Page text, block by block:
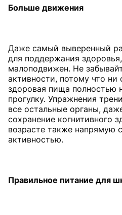
Больше движения
Даже самый выверенный
для поддержания
малоподвижен. Не
активности, потому что
здоровая пища полностью
прогулку. Упражнения
все остальные органы,
сохранение когнитивного
возрасте также напрямую
активностью.
Правильное питание для